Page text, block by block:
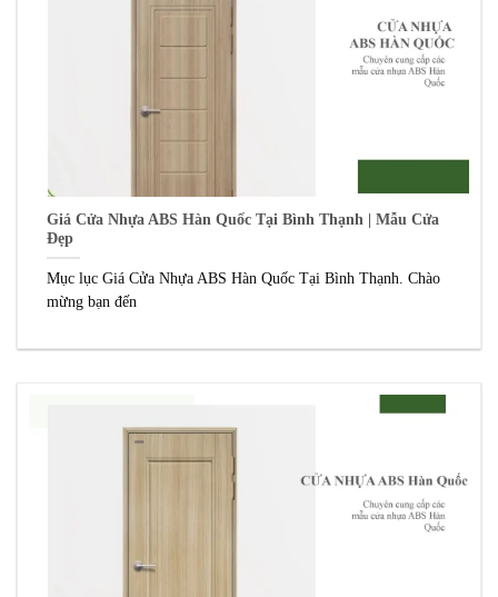
Giá Cửa Nhựa ABS Hàn Quốc Tại Bình Thạnh | Mẫu Cửa
Đẹp
Mục lục Giá Cửa Nhựa ABS Hàn Quốc Tại Bình Thạnh. Chào
mừng bạn đến